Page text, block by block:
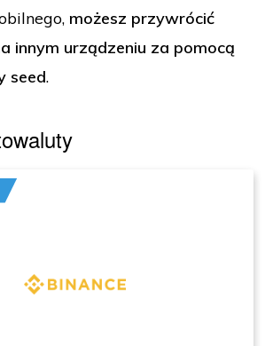
możesz przywrócić
innym urządzeniu za pomocą
seed.